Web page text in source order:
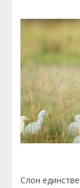
Слон